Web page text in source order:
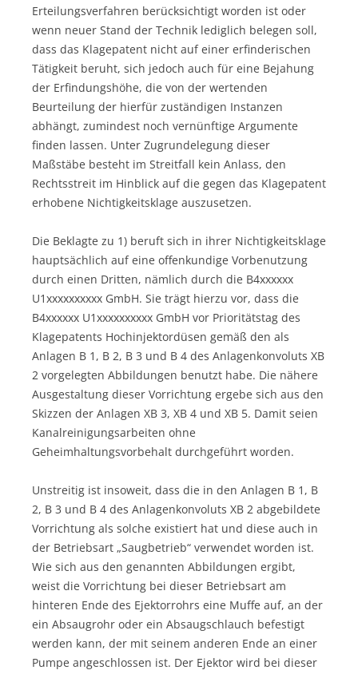
Erteilungsverfahren berücksichtigt worden ist oder
wenn neuer Stand der Technik lediglich belegen soll,
dass das Klagepatent nicht auf einer erfinderischen
Tätigkeit beruht, sich jedoch auch für eine Bejahung
der Erfindungshöhe, die von der wertenden
Beurteilung der hierfür zuständigen Instanzen
abhängt, zumindest noch vernünftige Argumente
finden lassen. Unter Zugrundelegung dieser
Maßstäbe besteht im Streitfall kein Anlass, den
Rechtsstreit im Hinblick auf die gegen das Klagepatent
erhobene Nichtigkeitsklage auszusetzen.
Die Beklagte zu 1) beruft sich in ihrer Nichtigkeitsklage
hauptsächlich auf eine offenkundige Vorbenutzung
durch einen Dritten, nämlich durch die B4xxxxxx
U1xxxxxxxxxx GmbH. Sie trägt hierzu vor, dass die
B4xxxxxx U1xxxxxxxxxx GmbH vor Prioritätstag des
Klagepatents Hochinjektordüsen gemäß den als
Anlagen B 1, B 2, B 3 und B 4 des Anlagenkonvoluts XB
2 vorgelegten Abbildungen benutzt habe. Die nähere
Ausgestaltung dieser Vorrichtung ergebe sich aus den
Skizzen der Anlagen XB 3, XB 4 und XB 5. Damit seien
Kanalreinigungsarbeiten ohne
Geheimhaltungsvorbehalt durchgeführt worden.
Unstreitig ist insoweit, dass die in den Anlagen B 1, B
2, B 3 und B 4 des Anlagenkonvoluts XB 2 abgebildete
Vorrichtung als solche existiert hat und diese auch in
der Betriebsart „Saugbetrieb“ verwendet worden ist.
Wie sich aus den genannten Abbildungen ergibt,
weist die Vorrichtung bei dieser Betriebsart am
hinteren Ende des Ejektorrohrs eine Muffe auf, an der
ein Absaugrohr oder ein Absaugschlauch befestigt
werden kann, der mit seinem anderen Ende an einer
Pumpe angeschlossen ist. Der Ejektor wird bei dieser